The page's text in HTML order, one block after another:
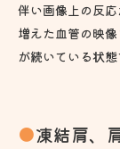
伴い画像上の反
増えた血管の映
が続いている状態
凍結肩、